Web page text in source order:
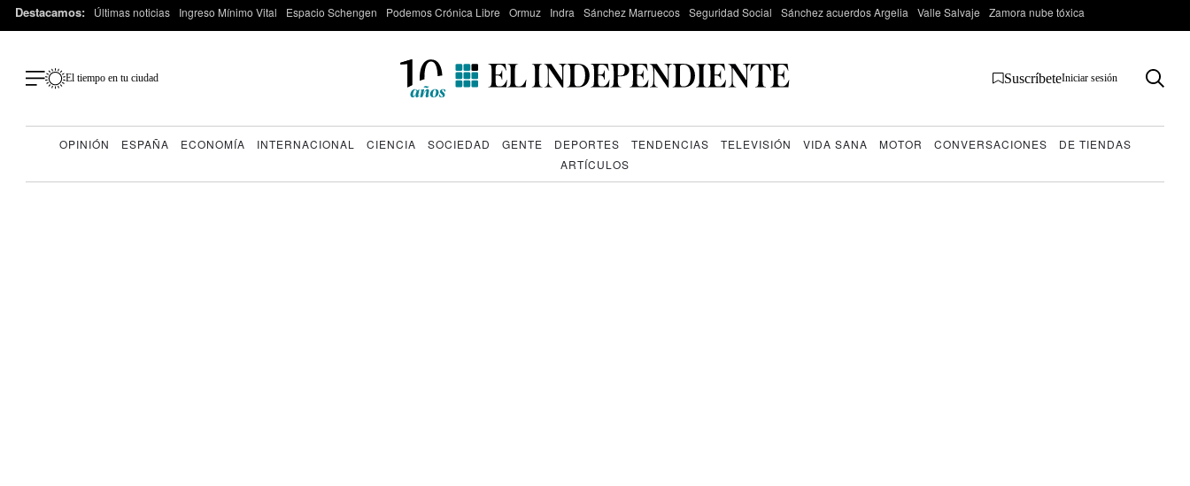
Destacamos: Últimas noticias Ingreso Mínimo Vital Espacio Schengen Podemos Crónica Libre Ormuz Indra Sánchez Marruecos Seguridad Social Sánchez acuerdos Argelia Valle Salvaje Zamora nube tóxica
El tiempo en tu ciudad SuscríbeteIniciar sesión
OPINIÓN ESPAÑA ECONOMÍA INTERNACIONAL CIENCIA SOCIEDAD GENTE DEPORTES TENDENCIAS TELEVISIÓN VIDA SANA MOTOR CONVERSACIONES
DE TIENDAS
ARTÍCULOS